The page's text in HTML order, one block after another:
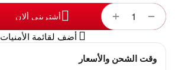
+ − أشترينى ألان
أضف لقائمة الأمنيات
وقت الشحن والأسعار